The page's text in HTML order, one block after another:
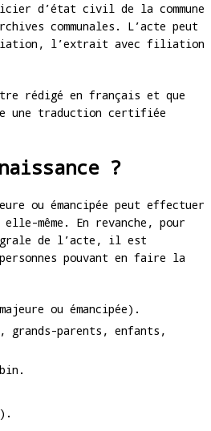
d’état civil de la commune
communales. L’acte peut
l’extrait avec filiation
rédigé en français et que
une traduction certifiée
?
ou émancipée peut effectuer
même. En revanche, pour
de l’acte, il est
pouvant en faire la
ou émancipée).
grands-parents, enfants,